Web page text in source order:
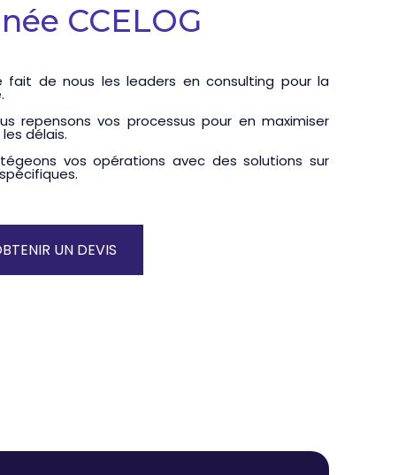
CCELOG
fait de nous les leaders en consulting pour la
repensons vos processus pour en maximiser
délais.
vos opérations avec des solutions sur
UN DEVIS